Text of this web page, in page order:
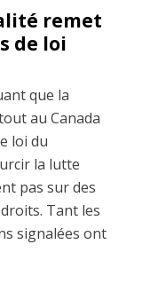
remet
de loi
que la
au Canada
loi du
la lutte
pas sur des
Tant les
signalées ont